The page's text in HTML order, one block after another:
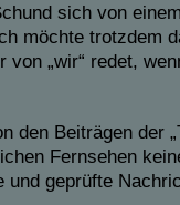
sich von
möchte trotzdem
von „wir“ redet,
den Beiträgen der
Fernsehen
und geprüfte